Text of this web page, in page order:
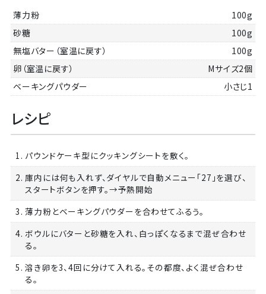
薄力粉
100g
砂糖
100g
無塩バター（室温に戻す）
100g
卵（室温に戻す）
Mサイズ2個
ベーキングパウダー
小さじ1
レシピ
1. パウンドケーキ型にクッキングシートを敷く。
2. 庫内には何も入れず、ダイヤルで自動メニュー「27」を選び、
スタートボタンを押す。→予熱開始
3. 薄力粉とベーキングパウダーを合わせてふるう。
4. ボウルにバターと砂糖を入れ、白っぽくなるまで混ぜ合わせ
る。
5. 溶き卵を3、4回に分けて入れる。その都度、よく混ぜ合わせ
る。